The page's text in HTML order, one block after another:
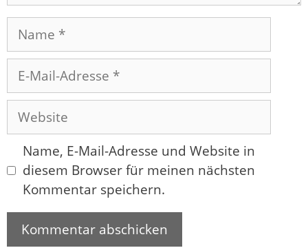
Name
Mail-
Adresse
Website
Name, E-Mail-Adresse und Website in
diesem Browser für meinen nächsten
Kommentar speichern.